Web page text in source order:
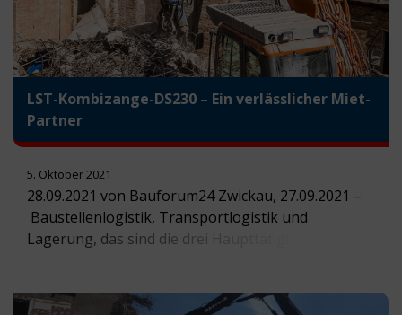
LST-Kombizange-DS230 – Ein verlässlicher Miet-
Partner
5. Oktober 2021
28.09.2021 von Bauforum24 Zwickau, 27.09.2021 –
Baustellenlogistik, Transportlogistik und
Lagerung, das sind die drei Haupttätigkeitsfelder
heute 250 Mitarbeiter beschäftigt, auch im Abbruch